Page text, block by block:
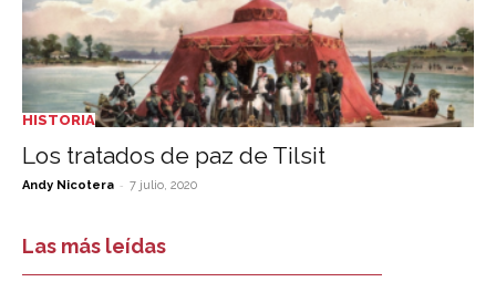
HISTORIA
Los tratados de paz de Tilsit
Andy Nicotera - 7 julio, 2020
Las más leídas